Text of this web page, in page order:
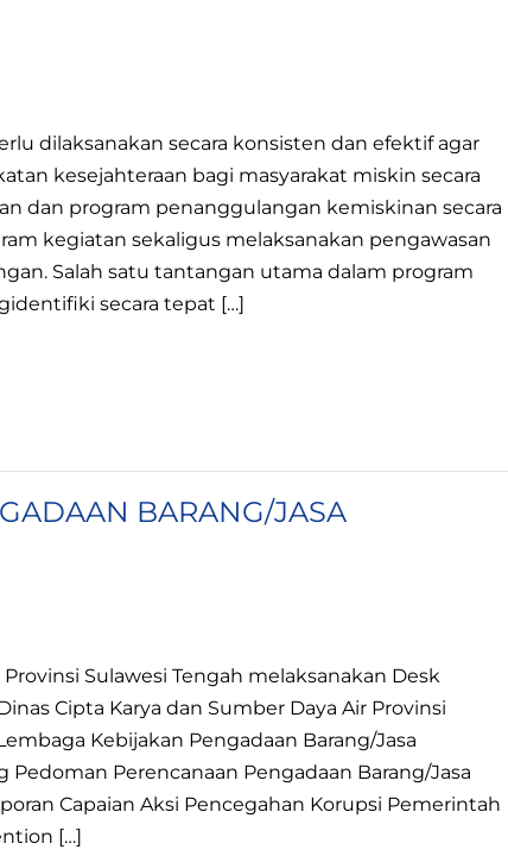
dilaksanakan secara konsisten dan efektif agar
kesejahteraan bagi masyarakat miskin secara
dan program penanggulangan kemiskinan secara
kegiatan sekaligus melaksanakan pengawasan
Salah satu tantangan utama dalam program
secara tepat […]
BARANG/JASA
Sulawesi Tengah melaksanakan Desk
Cipta Karya dan Sumber Daya Air Provinsi
Kebijakan Pengadaan Barang/Jasa
Pedoman Perencanaan Pengadaan Barang/Jasa
Capaian Aksi Pencegahan Korupsi Pemerintah
[…]